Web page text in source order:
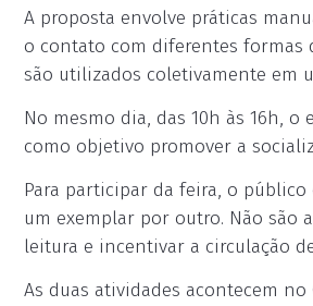
A proposta envolve práticas
o contato com diferentes formas
são utilizados coletivamente em
No mesmo dia, das 10h às 16h, o
como objetivo promover a
Para participar da feira, o
um exemplar por outro. Não são
leitura e incentivar a circulação
As duas atividades acontecem no